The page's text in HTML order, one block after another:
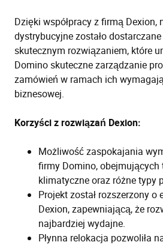
Dzięki współpracy z firmą Dexion,
dystrybucyjne zostało
skutecznym rozwiązaniem, które
Domino skuteczne zarządzanie
zamówień w ramach ich
biznesowej.
Korzyści z rozwiązań Dexion:
Możliwość zaspokajania
firmy Domino, obejmujących
klimatyczne oraz różne typy
Projekt został rozszerzony o
Dexion, zapewniającą, że
najbardziej wydajne.
Płynna relokacja pozwoliła